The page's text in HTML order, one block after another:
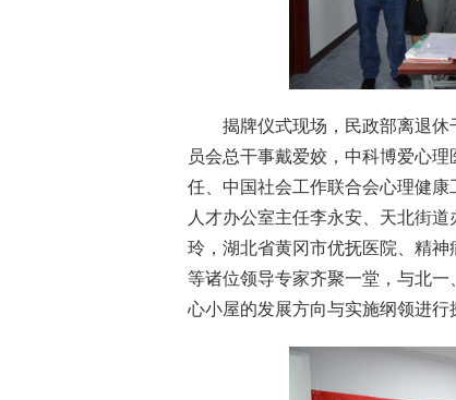
揭牌仪式现场，民政部离退
员会总干事戴爱姣，中科博爱心
任、中国社会工作联合会心理健
人才办公室主任李永安、天北街
玲，湖北省黄冈市优抚医院、精
等诸位领导专家齐聚一堂，与北
心小屋的发展方向与实施纲领进行